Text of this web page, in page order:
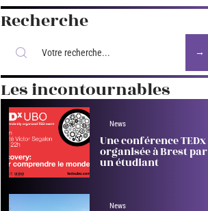
Recherche
Les incontournables
News
Une conférence TEDx
organisée à Brest par
un étudiant
News